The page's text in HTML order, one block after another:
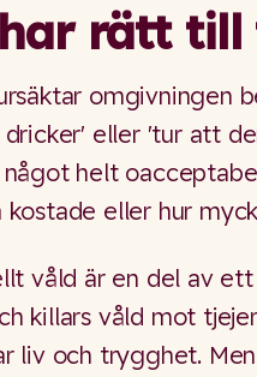
rätt
omgivningen
dricker' eller 'tur att
något helt
kostade eller hur
våld är en del av
killars våld mot
liv och trygghet.